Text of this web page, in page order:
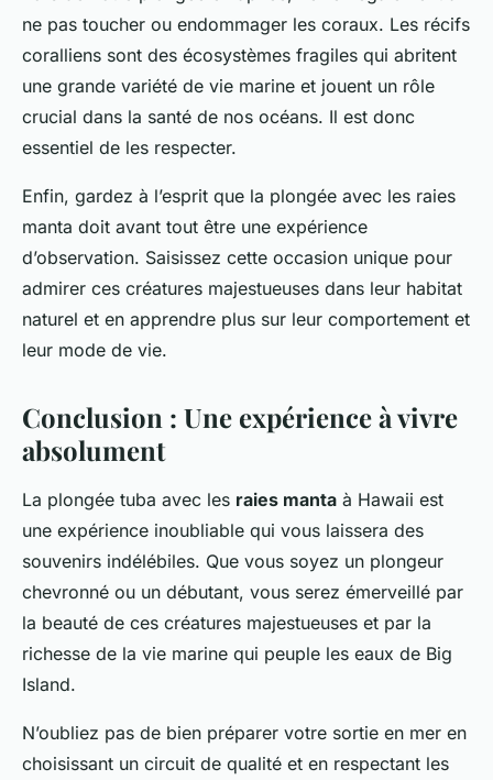
ne pas toucher ou endommager les coraux. Les récifs
coralliens sont des écosystèmes fragiles qui abritent
une grande variété de vie marine et jouent un rôle
crucial dans la santé de nos océans. Il est donc
essentiel de les respecter.
Enfin, gardez à l’esprit que la plongée avec les raies
manta doit avant tout être une expérience
d’observation. Saisissez cette occasion unique pour
admirer ces créatures majestueuses dans leur habitat
naturel et en apprendre plus sur leur comportement et
leur mode de vie.
Conclusion : Une expérience à vivre
absolument
La plongée tuba avec les raies manta à Hawaii est
une expérience inoubliable qui vous laissera des
souvenirs indélébiles. Que vous soyez un plongeur
chevronné ou un débutant, vous serez émerveillé par
la beauté de ces créatures majestueuses et par la
richesse de la vie marine qui peuple les eaux de Big
Island.
N’oubliez pas de bien préparer votre sortie en mer en
choisissant un circuit de qualité et en respectant les